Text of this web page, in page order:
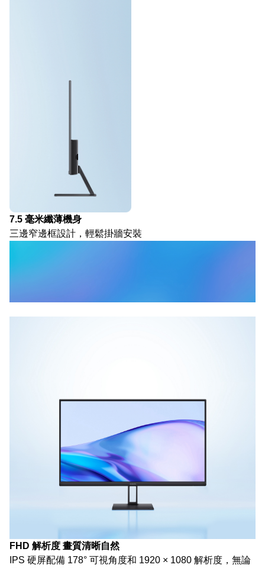
7.5 毫米纖薄機身
三邊窄邊框設計，輕鬆掛牆安裝
FHD 解析度 畫質清晰自然
IPS 硬屏配備 178° 可視角度和 1920 × 1080 解析度，無論